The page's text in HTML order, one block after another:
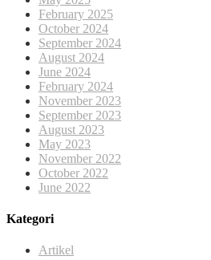
February 2025
October 2024
September 2024
August 2024
June 2024
February 2024
November 2023
September 2023
August 2023
May 2023
November 2022
October 2022
June 2022
Kategori
Artikel